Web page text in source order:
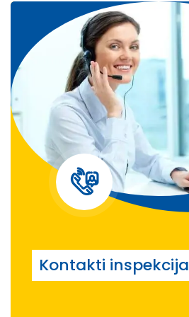
Kontakti inspekcija